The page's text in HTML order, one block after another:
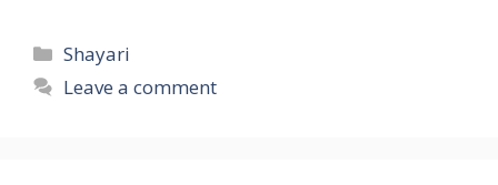
Categories
Shayari
Leave a comment